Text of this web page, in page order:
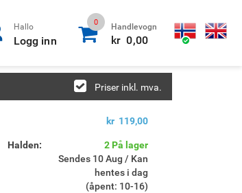
Hallo
Logg inn
0 0
Handlevogn
kr 0,00
Priser inkl. mva.
kr 119,00
Halden:
2 På lager
Sendes 10 Aug / Kan
hentes i dag
(åpent: 10-16)